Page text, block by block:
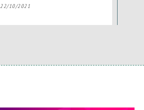
22/10/2021